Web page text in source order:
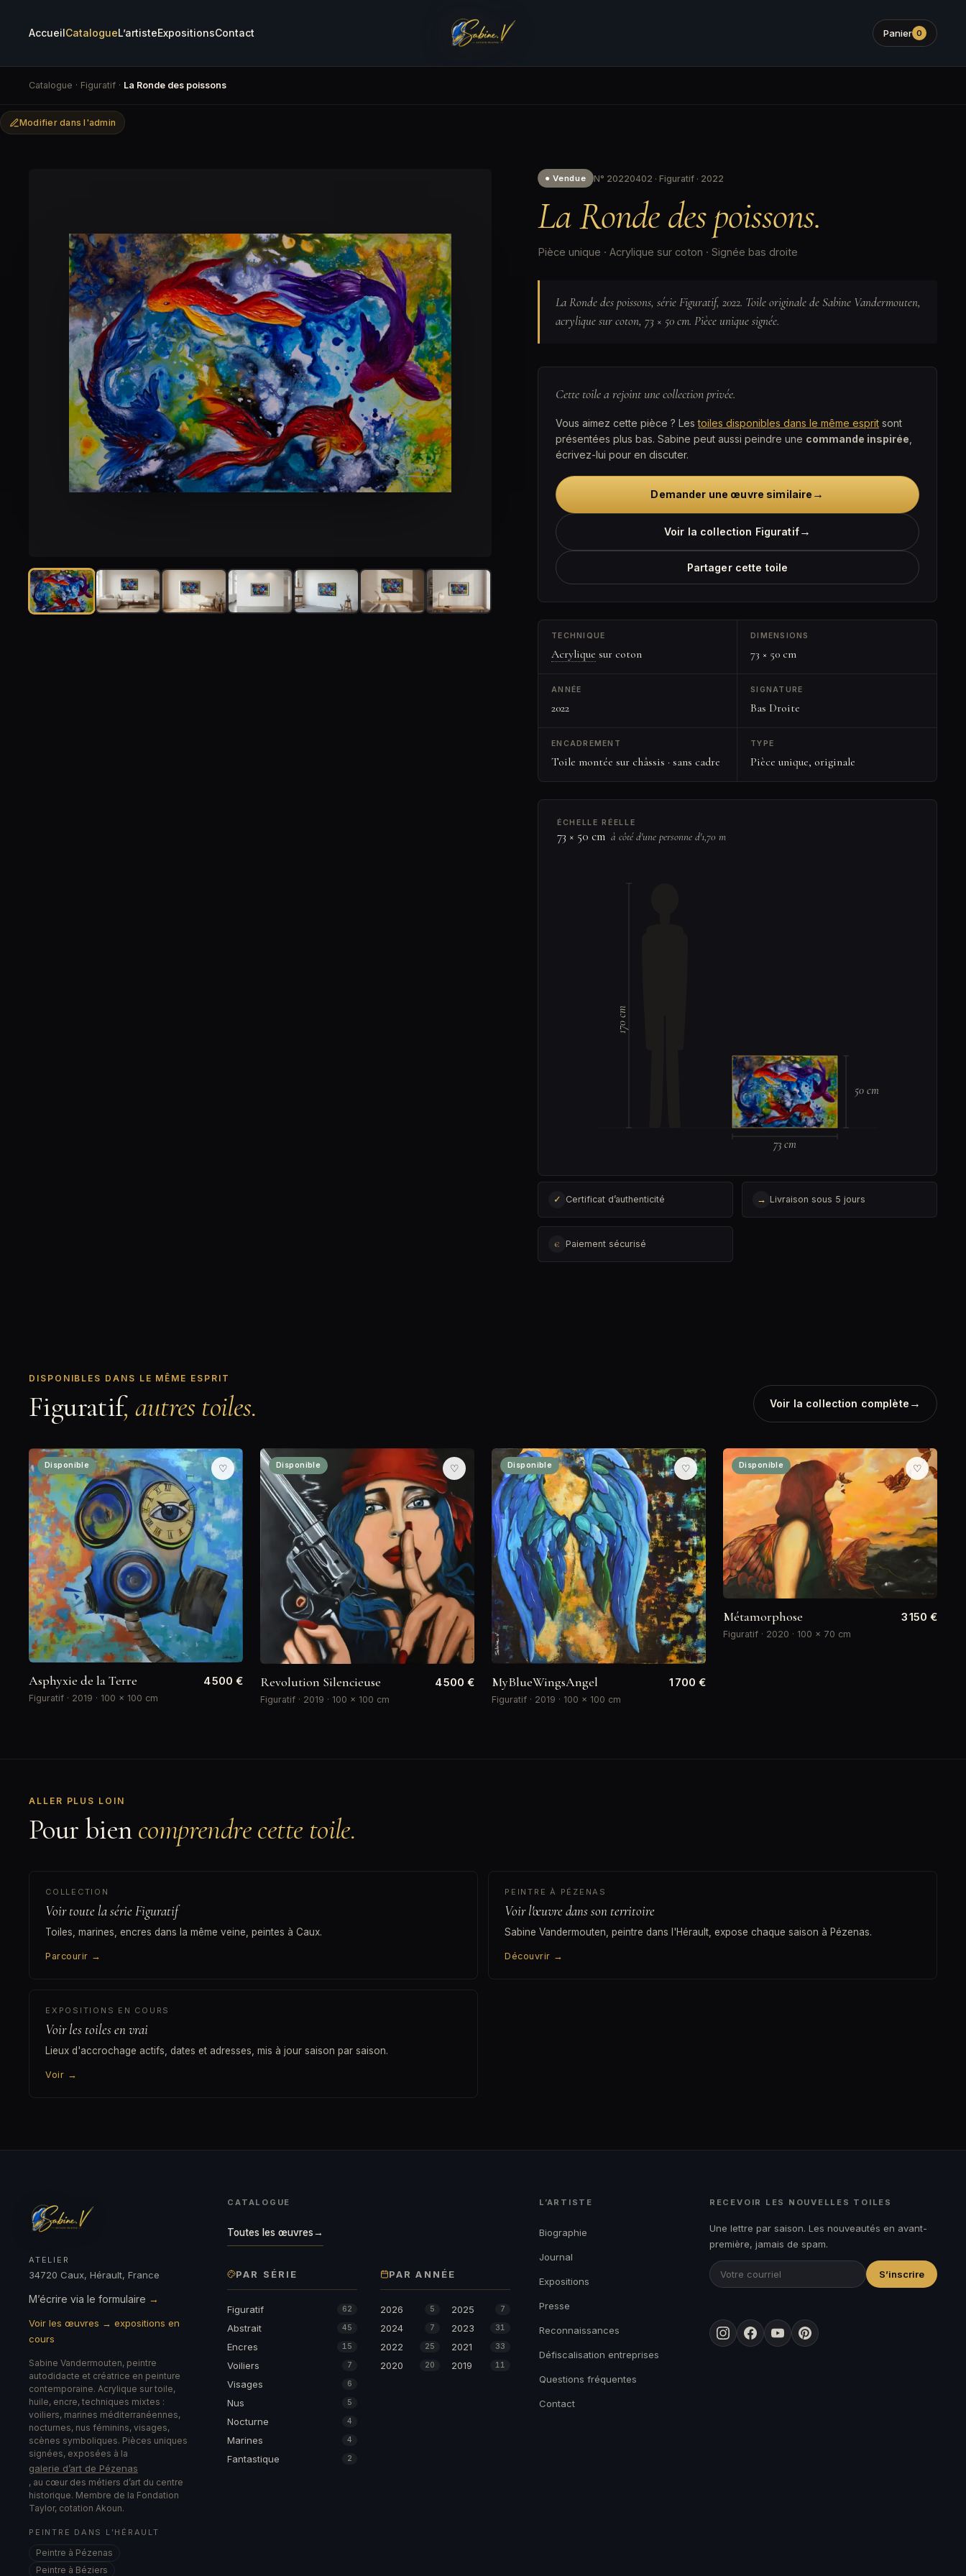
AccueilCatalogueL’artisteExpositionsContact Panier 0
Catalogue · Figuratif · La Ronde des poissons
Modifier dans l'admin
● Vendue N° 20220402 · Figuratif · 2022
La Ronde des poissons.
Pièce unique · Acrylique sur coton · Signée bas droite
La Ronde des poissons, série Figuratif, 2022. Toile originale de Sabine Vandermouten,
acrylique sur coton, 73 × 50 cm. Pièce unique signée.
Cette toile a rejoint une collection privée.
Vous aimez cette pièce ? Lestoiles disponibles dans le même esprit sont
présentées plus bas. Sabine peut aussi peindre une commande inspirée
écrivez-lui pour en discuter.
Demander une œuvre similaire →
Voir la collection Figuratif→
Partager cette toile
TECHNIQUE
Acrylique sur coton
DIMENSIONS
73 × 50 cm
ANNÉE
2022
SIGNATURE
Bas Droite
ENCADREMENT
Toile montée sur châssis · sans cadre
TYPE
Pièce unique, originale
ÉCHELLE RÉELLE
73 × 50 cm à côté d'une personne d'1,70 m
73 cm
50 cm
170 cm
✓ Certificat d’authenticité → Livraison sous 5 jours
€ Paiement sécurisé
DISPONIBLES DANS LE MÊME ESPRIT
Figuratif, autres toiles. Voir la collection complète →
Disponible ♡
Asphyxie de la Terre
Figuratif · 2019 · 100 × 100 cm
4 500 €
Disponible ♡
Revolution Silencieuse
Figuratif · 2019 · 100 × 100 cm
4 500 €
Disponible ♡
MyBlueWingsAngel
Figuratif · 2019 · 100 × 100 cm
1 700 €
Disponible ♡
Métamorphose
Figuratif · 2020 · 100 × 70 cm
3 150 €
ALLER PLUS LOIN
Pour biencomprendre cette toile.
COLLECTION
Voir toute la série Figuratif
Toiles, marines, encres dans la même veine, peintes à Caux.
Parcourir →
PEINTRE À PÉZENAS
Voir l'œuvre dans son territoire
Sabine Vandermouten, peintre dans l'Hérault, expose chaque saison à Pézenas.
Découvrir →
EXPOSITIONS EN COURS
Voir les toiles en vrai
Lieux d'accrochage actifs, dates et adresses, mis à jour saison par saison.
Voir →
ATELIER
34720 Caux, Hérault, France
M’écrire via le formulaire →
Voir les œuvres → expositions en
cours
Sabine Vandermouten, peintre
autodidacte et créatrice en peinture
contemporaine. Acrylique sur toile,
huile, encre, techniques mixtes :
voiliers, marines méditerranéennes,
nocturnes, nus féminins, visages,
scènes symboliques. Pièces uniques
signées, exposées à la
galerie d’art de Pézenas
, au cœur des métiers d’art du centre
historique. Membre de la Fondation
Taylor, cotation Akoun.
PEINTRE DANS L’HÉRAULT
Peintre à Pézenas
Peintre à Béziers
CATALOGUE
Toutes les œuvres→
PAR SÉRIE
Figuratif 62
Abstrait 45
Encres 15
Voiliers 7
Visages 6
Nus 5
Nocturne 4
Marines 4
Fantastique 2
PAR ANNÉE
2026 5 2025 7
2024 7 2023 31
2022 25 2021 33
2020 20 2019 11
L’ARTISTE
Biographie
Journal
Expositions
Presse
Reconnaissances
Défiscalisation entreprises
Questions fréquentes
Contact
RECEVOIR LES NOUVELLES TOILES
Une lettre par saison. Les nouveautés en avant-
première, jamais de spam.
S’inscrire
InstagramFacebookYouTubePinterest